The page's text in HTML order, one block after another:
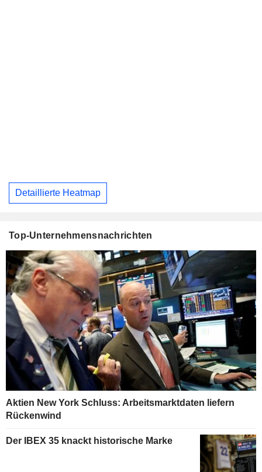
Detaillierte Heatmap
Top-Unternehmensnachrichten
Aktien New York Schluss: Arbeitsmarktdaten liefern
Rückenwind
Der IBEX 35 knackt historische Marke